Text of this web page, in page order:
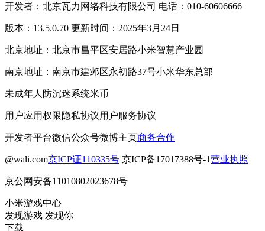
开发者：北京瓦力网络科技有限公司 电话：010-60606666
版本：13.5.0.70 更新时间：2025年3月24日
北京地址：北京市昌平区安居路小米智慧产业园
南京地址：南京市建邺区永初路37号小米华东总部
未成年人防沉迷系统米币
用户应用权限隐私协议用户服务协议
开发者平台微信公众号微博主页商务合作
@wali.com京ICP证110335号 京ICP备17017388号-1营业执照
京公网安备11010802023678号
小米游戏中心
发现游戏 发现你
下载